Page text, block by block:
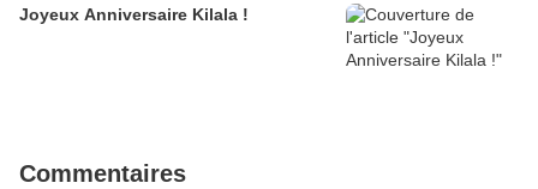
Joyeux Anniversaire Kilala !
Commentaires